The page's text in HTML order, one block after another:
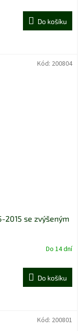
Do košíku
2015 se zvýšeným
Do 14 dní
Do košíku
Kód: 200804
Kód: 200801